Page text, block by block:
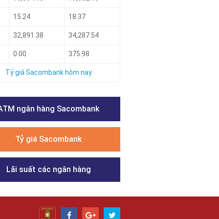
15.24 18.37
32,891.38 34,287.54
0.00 375.98
Tỷ giá Sacombank hôm nay
ngân hàng Sacombank
Tỷ giá Sacombank
Lãi suất các ngân hàng